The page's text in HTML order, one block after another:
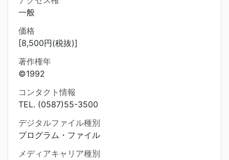
一般
価格
[8,500円(税抜)]
著作権年
©1992
コンタクト情報
TEL. (0587)55-3500
デジタルファイル種別
プログラム・ファイル
メディアキャリア種別